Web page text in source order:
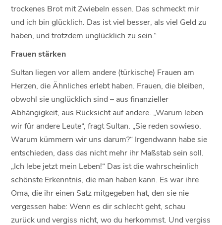
trockenes Brot mit Zwiebeln essen. Das schmeckt mir
und ich bin glücklich. Das ist viel besser, als viel Geld zu
haben, und trotzdem unglücklich zu sein.“
Frauen stärken
Sultan liegen vor allem andere (türkische) Frauen am
Herzen, die Ähnliches erlebt haben. Frauen, die bleiben,
obwohl sie unglücklich sind – aus finanzieller
Abhängigkeit, aus Rücksicht auf andere. „Warum leben
wir für andere Leute“, fragt Sultan. „Sie reden sowieso.
Warum kümmern wir uns darum?“ Irgendwann habe sie
entschieden, dass das nicht mehr ihr Maßstab sein soll.
„Ich lebe jetzt mein Leben!“ Das ist die wahrscheinlich
schönste Erkenntnis, die man haben kann. Es war ihre
Oma, die ihr einen Satz mitgegeben hat, den sie nie
vergessen habe: Wenn es dir schlecht geht, schau
zurück und vergiss nicht, wo du herkommst. Und vergiss